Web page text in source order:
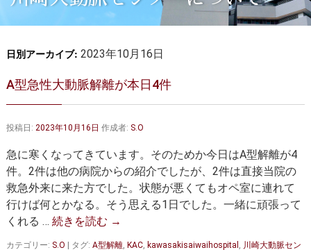
胸部大動脈瘤の治療
腹部大動脈瘤の治療
大動脈弁・大動脈基部の治療 ステントグラフトによる治療
胸部大動脈瘤 胸腹部大動脈瘤
腹部大動脈瘤 大動脈解離
日別アーカイブ: 2023年10月16日
A型急性大動脈解離が本日4件
投稿日: 2023年10月16日 作成者: S.O
急に寒くなってきています。そのためか今日はA型解離が4
件。2件は他の病院からの紹介でしたが、2件は直接当院の
救急外来に来た方でした。状態が悪くてもオペ室に連れて
行けば何とかなる。そう思える1日でした。一緒に頑張って
くれる … 続きを読む →
カテゴリー: S.O タグ: A型解離, KAC, kawasakisaiwaihospital , 川崎大動脈セン